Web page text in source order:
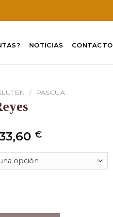
NOTICIAS CONTACTO
/ PASCUA
€Rango
desde